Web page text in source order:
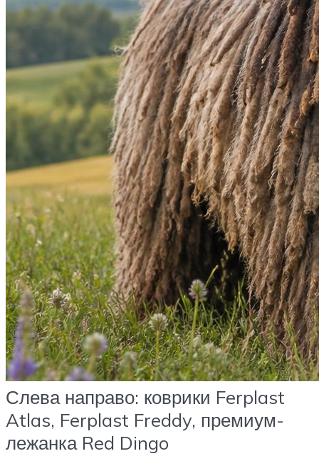
Слева направо: коврики Ferplast
Atlas, Ferplast Freddy, премиум-
лежанка Red Dingo